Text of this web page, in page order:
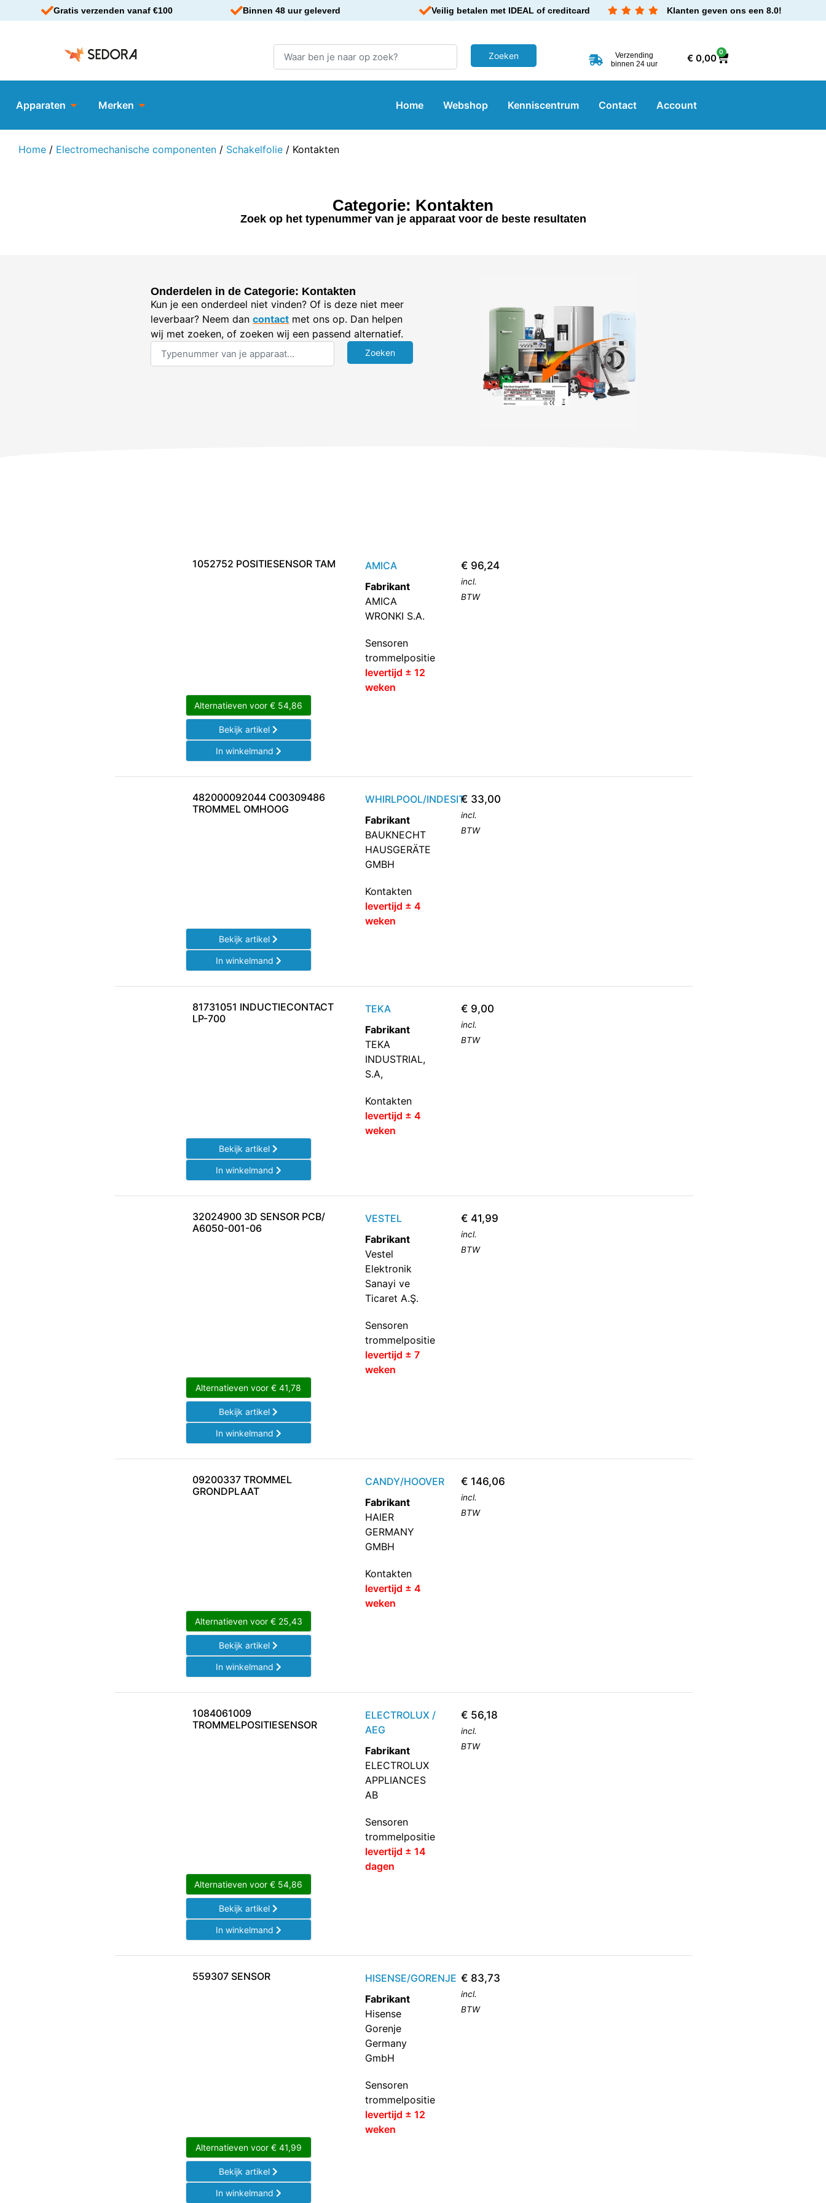
Gratis verzenden vanaf €100 Binnen 48 uur geleverd Veilig betalen met IDEAL of creditcard Klanten geven ons een 8.0!
Verzending
binnen 24 uur
€0,00
0
Apparaten Merken Home Webshop Kenniscentrum Contact Account
Home / Electromechanische componenten / Schakelfolie / Kontakten
Categorie: Kontakten
Zoek op het typenummer van je apparaat voor de beste resultaten
Onderdelen in de Categorie: Kontakten
Kun je een onderdeel niet vinden? Of is deze niet meer
leverbaar? Neem dancontact met ons op. Dan helpen
wij met zoeken, of zoeken wij een passend alternatief.
1052752 POSITIESENSOR TAM
AMICA
Fabrikant
AMICA
WRONKI S.A.
Sensoren
trommelpositie
levertijd ± 12
weken
€ 96,24
incl.
BTW
Alternatieven voor€ 54,86
Bekijk artikel
In winkelmand
482000092044 C00309486
TROMMEL OMHOOG
WHIRLPOOL/INDESIT
Fabrikant
BAUKNECHT
HAUSGERÄTE
GMBH
Kontakten
levertijd ± 4
weken
€ 33,00
incl.
BTW
Bekijk artikel
In winkelmand
81731051 INDUCTIECONTACT
LP-700
TEKA
Fabrikant
TEKA
INDUSTRIAL,
S.A,
Kontakten
levertijd ± 4
weken
€ 9,00
incl.
BTW
Bekijk artikel
In winkelmand
32024900 3D SENSOR PCB/
A6050-001-06
VESTEL
Fabrikant
Vestel
Elektronik
Sanayi ve
Ticaret A.Ş.
Sensoren
trommelpositie
levertijd ± 7
weken
€ 41,99
incl.
BTW
Alternatieven voor€ 41,78
Bekijk artikel
In winkelmand
09200337 TROMMEL
GRONDPLAAT
CANDY/HOOVER
Fabrikant
HAIER
GERMANY
GMBH
Kontakten
levertijd ± 4
weken
€ 146,06
incl.
BTW
Alternatieven voor €25,43
Bekijk artikel
In winkelmand
1084061009
TROMMELPOSITIESENSOR
ELECTROLUX /
AEG
Fabrikant
ELECTROLUX
APPLIANCES
AB
Sensoren
trommelpositie
levertijd ± 14
dagen
€ 56,18
incl.
BTW
Alternatieven voor€ 54,86
Bekijk artikel
In winkelmand
559307 SENSOR
HISENSE/GORENJE
Fabrikant
Hisense
Gorenje
Germany
GmbH
Sensoren
trommelpositie
levertijd ± 12
weken
€ 83,73
incl.
BTW
Alternatieven voor €41,99
Bekijk artikel
In winkelmand